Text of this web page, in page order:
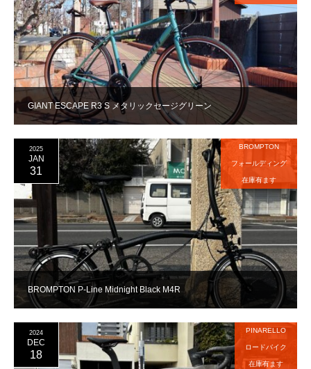
GIANT ESCAPE R3 S メタリックセージグリーン
BROMPTON P-Line Midnight Black M4R
2025
JAN
31
BROMPTON
フォールディング
在庫有ます
2024
DEC
18
PINARELLO
ロードバイク
在庫有ます